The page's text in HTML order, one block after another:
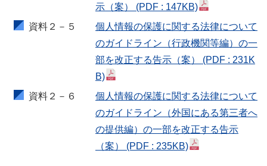
示（案） (PDF : 147KB)
資料２－５
個人情報の保護に関する法律について
のガイドライン（行政機関等編）の一
部を改正する告示（案） (PDF : 231K
B)
資料２－６
個人情報の保護に関する法律について
のガイドライン（外国にある第三者へ
の提供編）の一部を改正する告示
（案） (PDF : 235KB)